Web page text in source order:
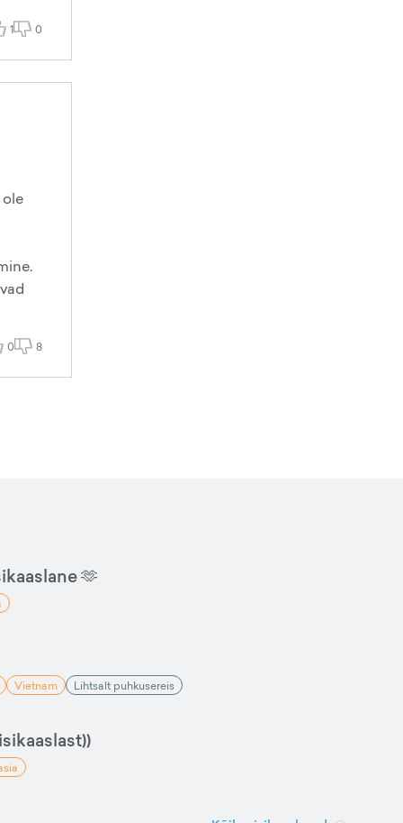
1 0
0 8
🫶
Vietnam Lihtsalt puhkusereis